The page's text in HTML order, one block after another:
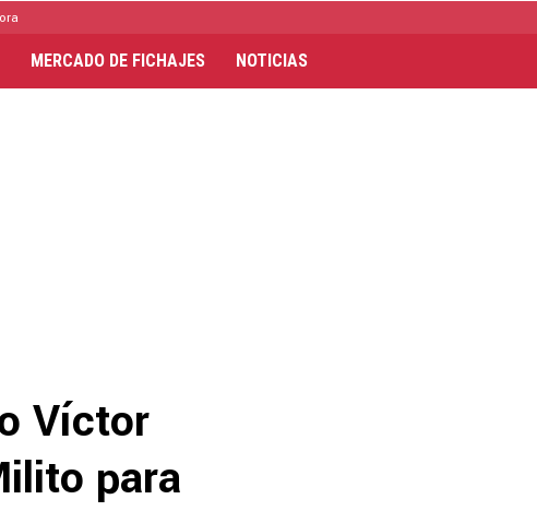
MERCADO DE FICHAJES NOTICIAS
Víctor
para